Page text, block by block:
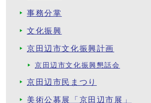
事務分掌
文化振興
京田辺市文化振興計画
京田辺市文化振興懇話会
京田辺市民まつり
美術公募展「京田辺市展」